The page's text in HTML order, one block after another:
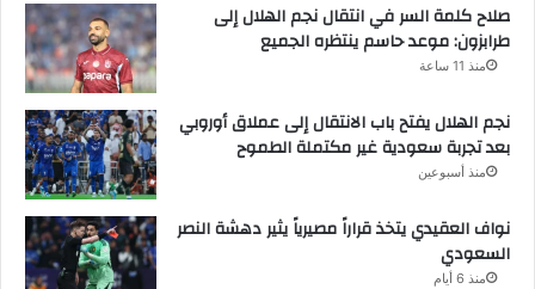
صلاح كلمة السر في انتقال نجم الهلال إلى
طرابزون: موعد حاسم ينتظره الجميع
منذ 11 ساعة
نجم الهلال يفتح باب الانتقال إلى عملاق أوروبي
بعد تجربة سعودية غير مكتملة الطموح
منذ أسبوعين
نواف العقيدي يتخذ قراراً مصيرياً يثير دهشة النصر
السعودي
منذ 6 أيام